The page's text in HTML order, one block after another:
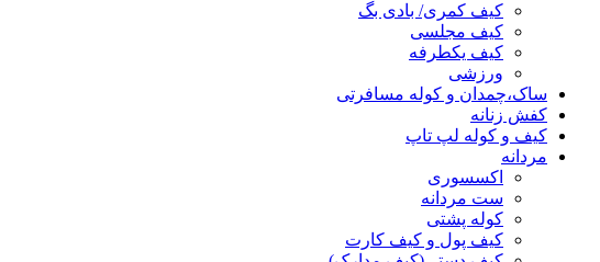
کیف کمری/ بادی بگ
کیف مجلسی
کیف یکطرفه
ورزشی
ساک،چمدان و کوله مسافرتی
کفش زنانه
کیف و کوله لپ تاپ
مردانه
اکسسوری
ست مردانه
کوله پشتی
کیف پول و کیف کارت